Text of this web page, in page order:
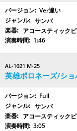
Ver違い
サンバ
アコースティック
1:46
AL-1021 M-25
英雄ポロネーズ/ショ
Full
サンバ
アコースティック
3:05